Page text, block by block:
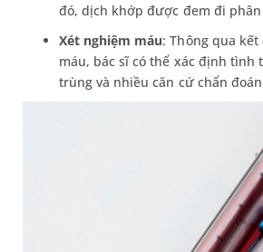
đó, dịch khớp được đem đi
Xét nghiệm máu: Thông qua
máu, bác sĩ có thể xác định tình
trùng và nhiều căn cứ chẩn